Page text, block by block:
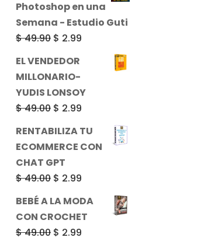
era:
$ 53.82.
es:
Photoshop en una
Semana - Estudio Guti
$49.90 El
$ 49.90.
$ 2.99
EL VENDEDOR
MILLONARIO-
YUDIS LONSOY
$49.00 El
$ 49.00.
$ 2.99
RENTABILIZA TU
ECOMMERCE CON
CHAT GPT
$49.00 El
era:
$ 49.00.
$ 2.99
BEBÉ A LA MODA
CON CROCHET
$49.00 El
$ 2.99